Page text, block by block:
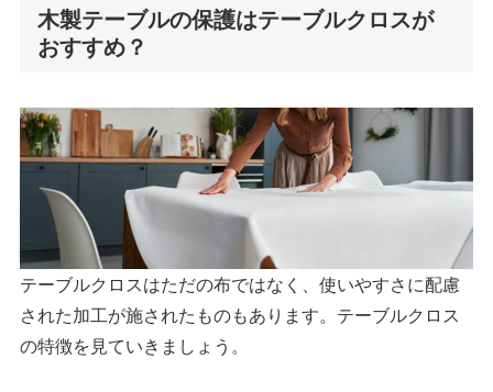
木製テーブルの保護はテーブルクロスが
おすすめ？
テーブルクロスはただの布ではなく、使いやすさに配慮
された加工が施されたものもあります。テーブルクロス
の特徴を見ていきましょう。